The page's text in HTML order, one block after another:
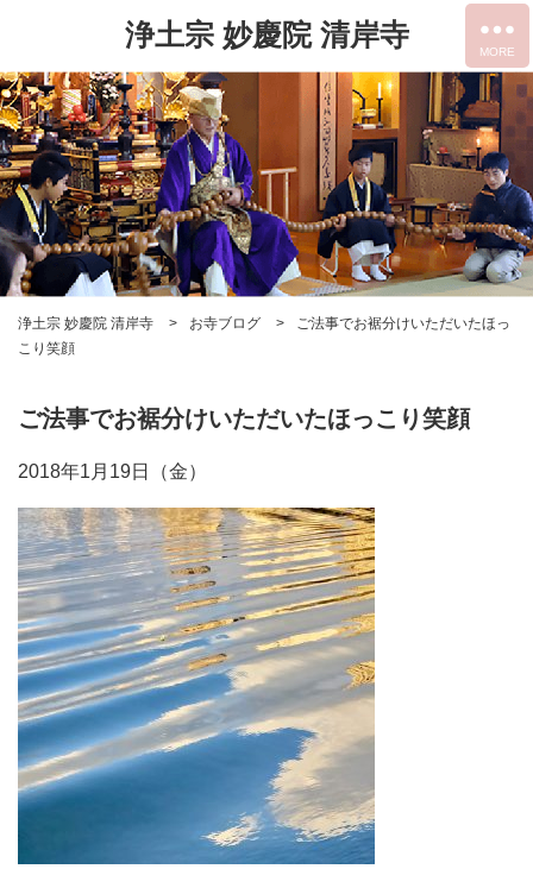
浄土宗 妙慶院 清岸寺
浄土宗 妙慶院 清岸寺 お寺ブログ
ご法事でお裾分けいただいたほっ
こり笑顔
ご法事でお裾分けいただいたほっこり笑顔
2018年1月19日（金）